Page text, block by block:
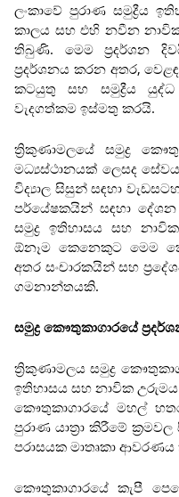
ලංකාවේ පුරාණ සමුද්‍රීය
කාලය සහ එහි නවීන
තිබුණි. මෙම ප්‍රදර්ශන
ප්‍රදර්ශනය කරන අතර,
කටයුතු සහ සමුද්‍රීය
වැදගත්කම ඉස්මතු කරයි.
ත්‍රිකුණාමලයේ සමුද්‍ර
මධ්‍යස්ථානයක් ලෙසද
විද්‍යාල සිසුන් සඳහා
පර්යේෂකයින් සඳහා දේශන
සමුද්‍ර ඉතිහාසය සහ
ඕනෑම කෙනෙකුට මෙම
අතර සංචාරකයින් සහ
ගමනාන්තයකි.
සමුද්‍ර කෞතුකාගාරයේ
ත්‍රිකුණාමලය සමුද්‍ර
ඉතිහාසය සහ නාවික උරුමය
කෞතුකාගාරයේ මහල්
පුරාණ යාත්‍රා කිරීමේ
පරාසයක මාතෘකා ආවරණය
කෞතුකාගාරයේ කැපී